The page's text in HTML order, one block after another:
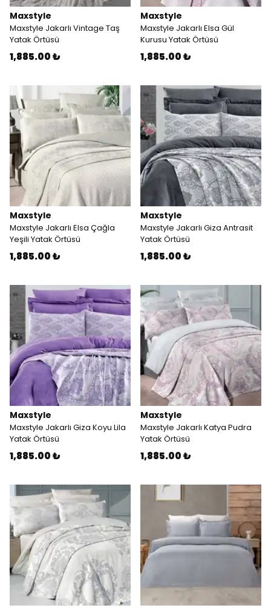
Maxstyle
Maxstyle Jakarlı Vintage Taş
Yatak Örtüsü
1,885.00 ₺
Maxstyle
Maxstyle Jakarlı Elsa Gül
Kurusu Yatak Örtüsü
1,885.00 ₺
Maxstyle
Maxstyle Jakarlı Elsa Çağla
Yeşili Yatak Örtüsü
1,885.00 ₺
Maxstyle
Maxstyle Jakarlı Giza Antrasit
Yatak Örtüsü
1,885.00 ₺
Maxstyle
Maxstyle Jakarlı Giza Koyu Lila
Yatak Örtüsü
1,885.00 ₺
Maxstyle
Maxstyle Jakarlı Katya Pudra
Yatak Örtüsü
1,885.00 ₺